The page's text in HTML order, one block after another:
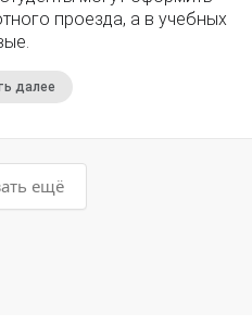
проезда, а в учебных
далее
ещё